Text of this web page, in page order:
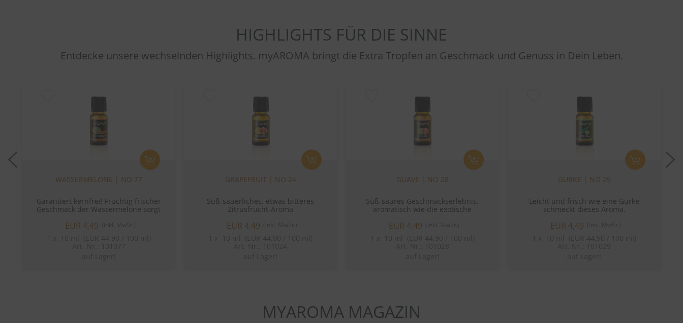
HIGHLIGHTS FÜR DIE SINNE
Entdecke unsere wechselnden Highlights. myAROMA bringt die Extra Tropfen an Geschmack und Genuss in Dein Leben.
WASSERMELONE | NO 77
Garantiert kernfrei! Fruchtig frischer
Geschmack der Wassermelone sorgt
von Sommer!
EUR 4,49
GRAPEFRUIT | NO 24
Süß-säuerliches, etwas bitteres
Zitrusfrucht-Aroma
EUR 4,49
GUAVE | NO 28
Süß-saures Geschmackserlebnis,
aromatisch wie die exotische
EUR 4,49
GURKE | NO 29
Leicht und frisch wie eine Gurke
schmeckt dieses Aroma.
EUR 4,49
MYAROMA MAGAZIN